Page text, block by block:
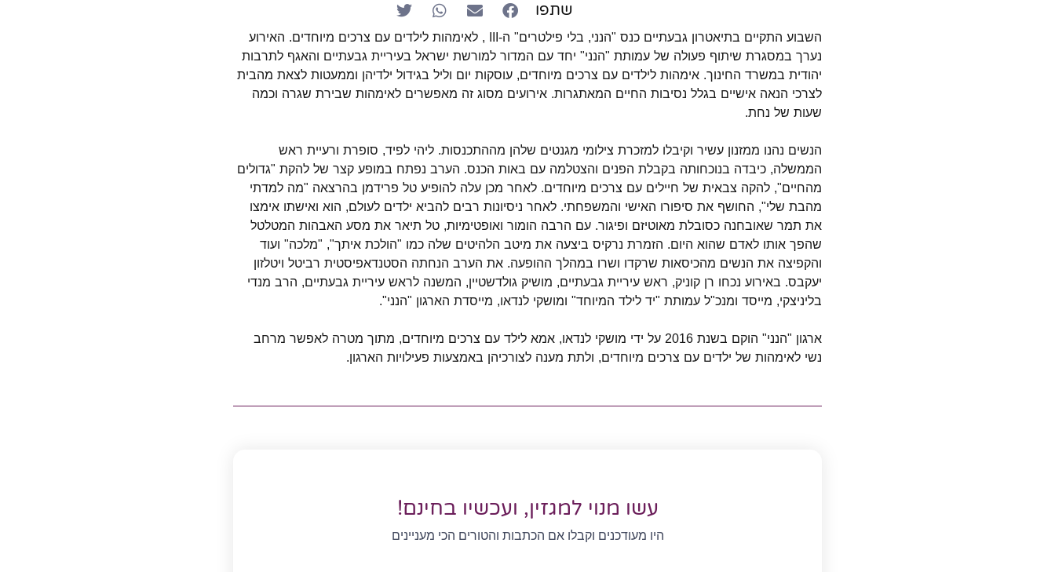
שתפו
השבוע התקיים בתיאטרון גבעתיים כנס "הנני, בלי פילטרים" ה-III , לאימהות לילדים עם צרכים מיוחדים. האירוע
נערך במסגרת שיתוף פעולה של עמותת "הנני" יחד עם המדור למורשת ישראל בעיריית גבעתיים והאגף לתרבות
יהודית במשרד החינוך. אימהות לילדים עם צרכים מיוחדים, עוסקות יום וליל בגידול ילדיהן וממעטות לצאת מהבית
לצרכי הנאה אישיים בגלל נסיבות החיים המאתגרות. אירועים מסוג זה מאפשרים לאימהות שבירת שגרה וכמה
שעות של נחת.
הנשים נהנו ממזנון עשיר וקיבלו למזכרת צילומי מגנטים שלהן מההתכנסות. ליהי לפיד, סופרת ורעיית ראש
הממשלה, כיבדה בנוכחותה בקבלת הפנים והצטלמה עם באות הכנס. הערב נפתח במופע קצר של להקת "גדולים
מהחיים", להקה צבאית של חיילים עם צרכים מיוחדים. לאחר מכן עלה להופיע טל פרידמן בהרצאה "מה למדתי
מהבת שלי", החושף את סיפורו האישי והמשפחתי. לאחר ניסיונות רבים להביא ילדים לעולם, הוא ואישתו אימצו
את תמר שאובחנה כסובלת מאוטיזם ופיגור. עם הרבה הומור ואופטימיות, טל תיאר את מסע האבהות המטלטל
שהפך אותו לאדם שהוא היום. הזמרת נרקיס ביצעה את מיטב הלהיטים שלה כמו "הולכת איתך", "מלכה" ועוד
והקפיצה את הנשים מהכיסאות שרקדו ושרו במהלך ההופעה. את הערב הנחתה הסטנדאפיסטית רביטל ויטלזון
יעקבס. באירוע נכחו רן קוניק, ראש עיריית גבעתיים, מושיק גולדשטיין, המשנה לראש עיריית גבעתיים, הרב מנדי
בליניצקי, מייסד ומנכ"ל עמותת "יד לילד המיוחד" ומושקי לנדאו, מייסדת הארגון "הנני".
ארגון "הנני" הוקם בשנת 2016 על ידי מושקי לנדאו, אמא לילד עם צרכים מיוחדים, מתוך מטרה לאפשר מרחב
נשי לאימהות של ילדים עם צרכים מיוחדים, ולתת מענה לצורכיהן באמצעות פעילויות הארגון.
עשו מנוי למגזין, ועכשיו בחינם!
היו מעודכנים וקבלו אם הכתבות והטורים הכי מעניינים